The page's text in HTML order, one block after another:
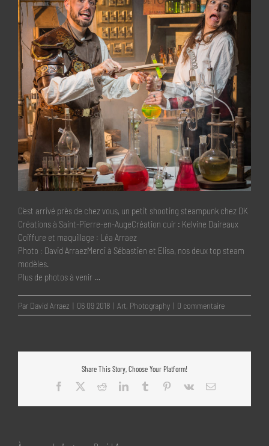
C’est arrivé près de chez vous, un petit shooting steampunk chez DK
Créations à Saint-Pierre-en-AugeCréation cuir : Kelvine Daireaux
Coiffure et maquillage : Léa Arraez
Photo : David ArraezMerci à Sébastien et Elisa, nos deux top steam
modèles.
Plus de photos à venir …
Par David Arraez | 06 09 2018 | Art, Photography | 0 commentaire
Share This Story, Choose Your Platform!
Facebook
RedditLinkedInTumblr Pinterest
Vk Email